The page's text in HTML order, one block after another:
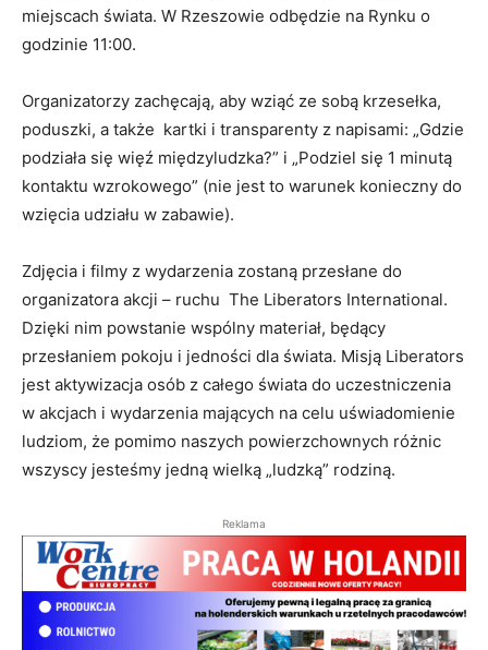
miejscach świata. W Rzeszowie odbędzie na Rynku o
godzinie 11:00.
Organizatorzy zachęcają, aby wziąć ze sobą krzesełka,
poduszki, a także kartki i transparenty z napisami: „Gdzie
podziała się więź międzyludzka?” i „Podziel się 1 minutą
kontaktu wzrokowego” (nie jest to warunek konieczny do
wzięcia udziału w zabawie).
Zdjęcia i filmy z wydarzenia zostaną przesłane do
organizatora akcji – ruchu The Liberators International.
Dzięki nim powstanie wspólny materiał, będący
przesłaniem pokoju i jedności dla świata. Misją Liberators
jest aktywizacja osób z całego świata do uczestniczenia
w akcjach i wydarzenia mających na celu uświadomienie
ludziom, że pomimo naszych powierzchownych różnic
wszyscy jesteśmy jedną wielką „ludzką” rodziną.
Reklama